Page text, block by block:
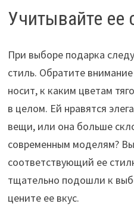
Учитывайте ее
При выборе подарка
стиль. Обратите
носит, к каким цветам
в целом. Ей нравятся
вещи, или она больше
современным моделям?
соответствующий ее
тщательно подошли к
цените ее вкус.